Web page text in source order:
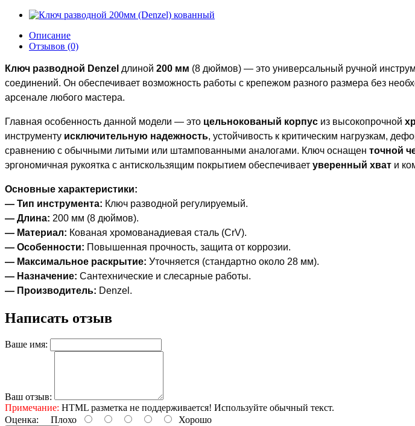
Описание
Отзывов (0)
Ключ разводной Denzel длиной 200 мм (8 дюймов) — это универсальный ручной
соединений. Он обеспечивает возможность работы с крепежом разного размера без
арсенале любого мастера.
Главная особенность данной модели — это цельнокованый корпус из высокопрочной
инструменту исключительную надежность, устойчивость к критическим нагрузкам,
сравнению с обычными литыми или штампованными аналогами. Ключ оснащен точной
эргономичная рукоятка с антискользящим покрытием обеспечивает уверенный хват и
Основные характеристики:
— Тип инструмента: Ключ разводной регулируемый.
— Длина: 200 мм (8 дюймов).
— Материал: Кованая хромованадиевая сталь (CrV).
— Особенности: Повышенная прочность, защита от коррозии.
— Максимальное раскрытие: Уточняется (стандартно около 28 мм).
— Назначение: Сантехнические и слесарные работы.
— Производитель: Denzel.
Написать отзыв
Ваше имя:
Ваш отзыв:
Примечание: HTML разметка не поддерживается! Используйте обычный текст.
Оценка: Плохо Хорошо